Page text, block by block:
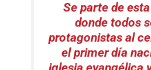
Se parte de
donde todos
protagonistas al
el primer día